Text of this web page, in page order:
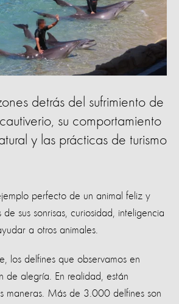
detrás del sufrimiento de
su comportamiento
y las prácticas de turismo
perfecto de un animal feliz y
sus sonrisas, curiosidad, inteligencia
a otros animales.
los delfines que observamos en
de alegría. En realidad, están
maneras. Más de 3.000 delfines son